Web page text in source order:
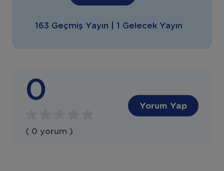
163 Geçmiş Yayın | 1 Gelecek Yayın
0
( 0 yorum )
Yorum Yap